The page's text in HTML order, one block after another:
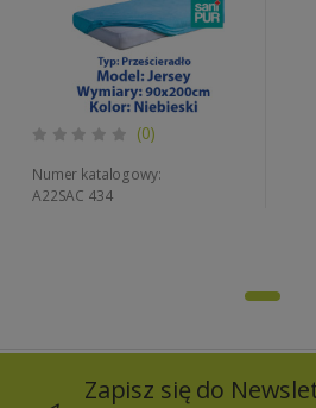
(0)
Numer katalogowy:
A22SAC 434
Zapisz się do